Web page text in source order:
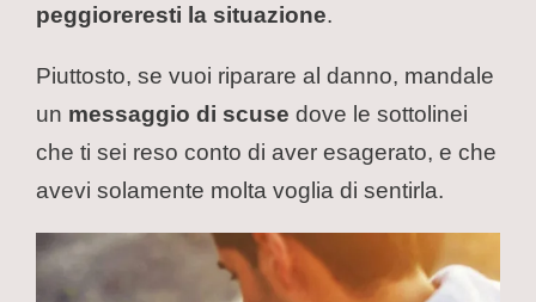
peggioreresti la situazione.
Piuttosto, se vuoi riparare al danno, mandale
un messaggio di scuse dove le sottolinei
che ti sei reso conto di aver esagerato, e che
avevi solamente molta voglia di sentirla.